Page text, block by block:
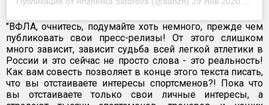
"ВФЛА, очнитесь, подумайте хоть немного, прежде чем
публиковать свои пресс-релизы! От этого слишком
много зависит, зависит судьба всей легкой атлетики в
России и это сейчас не просто слова - это реальность!
Как вам совесть позволяет в конце этого текста писать,
что вы отстаиваете интересы спортсменов?! Пока что
вы отстаиваете только свои личные интересы, а